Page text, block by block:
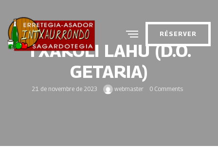
RÉSERVER
TXAKOLI LAHU (D.O.
GETARIA)
21 de novembre de 2023 webmaster 0 Comments